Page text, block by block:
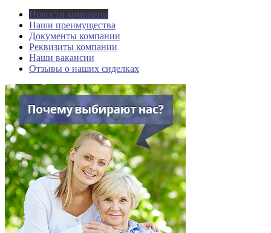
Новости компании
Наши преимущества
Документы компании
Реквизиты компании
Наши вакансии
Отзывы о наших сиделках